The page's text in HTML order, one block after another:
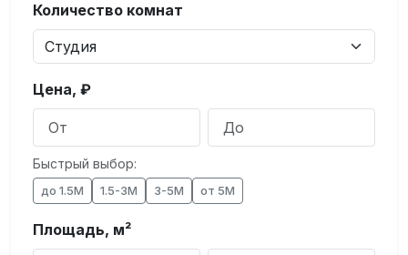
Количество комнат
Цена, ₽
Быстрый выбор:
до 1.5М 1.5-3М 3-5М от 5М
Площадь, м²